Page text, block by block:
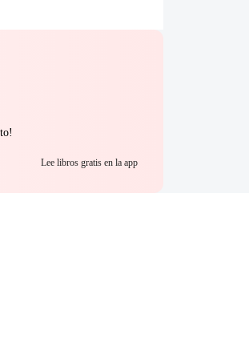
Lee libros gratis en la app